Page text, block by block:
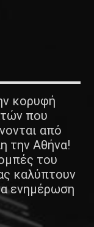
κορυφή
που
από
την Αθήνα!
του
καλύπτουν
ενημέρωση